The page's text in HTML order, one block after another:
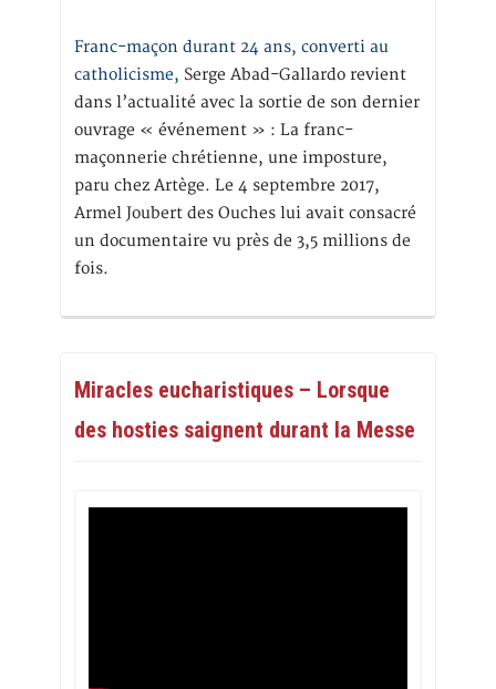
Franc-maçon durant 24 ans, converti au
catholicisme, Serge Abad-Gallardo revient
dans l’actualité avec la sortie de son dernier
ouvrage « événement » : La franc-
maçonnerie chrétienne, une imposture,
paru chez Artège. Le 4 septembre 2017,
Armel Joubert des Ouches lui avait consacré
un documentaire vu près de 3,5 millions de
fois.
Miracles eucharistiques – Lorsque
des hosties saignent durant la Messe